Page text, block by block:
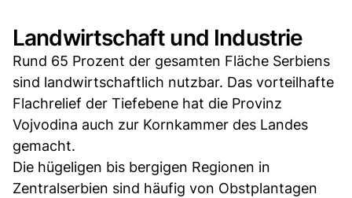
Landwirtschaft und Industrie
Rund 65 Prozent der gesamten Fläche Serbiens
sind landwirtschaftlich nutzbar. Das vorteilhafte
Flachrelief der Tiefebene hat die Provinz
Vojvodina auch zur Kornkammer des Landes
gemacht.
Die hügeligen bis bergigen Regionen in
Zentralserbien sind häufig von Obstplantagen